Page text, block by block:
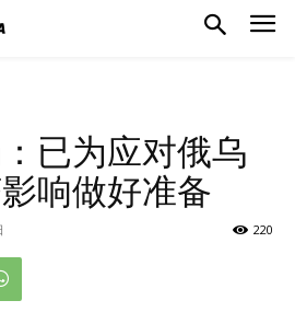
已为应对俄乌
响做好准备
220